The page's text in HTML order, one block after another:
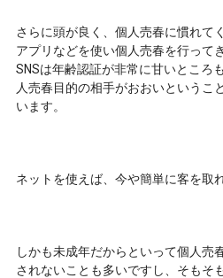
さらに頭が良く、個人売春に慣れて
アプリなどを使い個人売春を行って
SNSは年齢認証が非常に甘いところ
人売春目的の相手がおおいというこ
います。
ネットを使えば、今や簡単に客を取
しかも未成年だからといって個人売
されないことも多いですし、そもそ